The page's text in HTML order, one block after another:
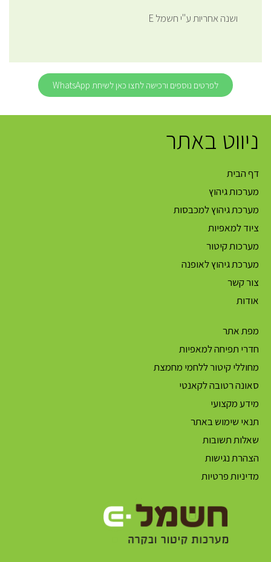
ושנה אחריות ע"י חשמלE
לפרטים נוספים ורכישה לחצו כאן לשיחת WhatsApp
ניווט באתר
דף הבית
מערכות גיהוץ
מערכת גיהוץ למכבסות
ציוד למאפיות
מערכות קיטור
מערכת גיהוץ לאופנה
צור קשר
אודות
מפת אתר
חדרי תפיחה למאפיות
מחוללי קיטור ללחמי מחמצת
סאונה רטובה לקאנטי
מידע מקצועי
תנאי שימוש באתר
שאלות תשובות
הצהרת נגישות
מדיניות פרטיות